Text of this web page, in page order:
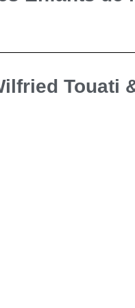
Touati